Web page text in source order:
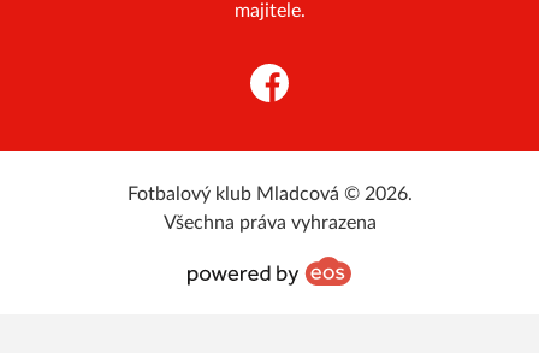
majitele.
Facebook
Fotbalový klub Mladcová © 2026.
Všechna práva vyhrazena